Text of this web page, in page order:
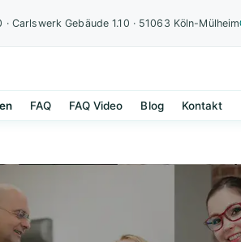
Carlswerk Gebäude 1.10 · 51063 Köln-Mülheim
FAQ FAQ Video Blog Kontakt